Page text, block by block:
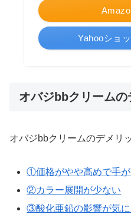
Yahooショ
オバジbbクリームの
オバジbbクリームのデメリ
①価格がやや高めで手
②カラー展開が少ない
③酸化亜鉛の影響が気に